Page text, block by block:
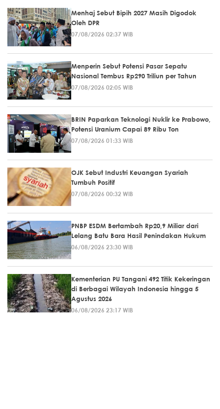
Menhaj Sebut Bipih 2027 Masih Digodok
Oleh DPR
07/08/2026 02:37 WIB
Menperin Sebut Potensi Pasar Sepatu
Nasional Tembus Rp290 Triliun per Tahun
07/08/2026 02:05 WIB
BRIN Paparkan Teknologi Nuklir ke Prabowo,
Potensi Uranium Capai 89 Ribu Ton
07/08/2026 01:33 WIB
OJK Sebut Industri Keuangan Syariah
Tumbuh Positif
07/08/2026 00:32 WIB
PNBP ESDM Bertambah Rp20,9 Miliar dari
Lelang Batu Bara Hasil Penindakan Hukum
06/08/2026 23:30 WIB
Kementerian PU Tangani 492 Titik Kekeringan
di Berbagai Wilayah Indonesia hingga 5
Agustus 2026
06/08/2026 23:17 WIB